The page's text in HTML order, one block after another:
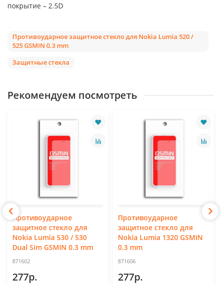
покрытие – 2.5D
Противоударное защитное стекло для Nokia Lumia 520 /
525 GSMIN 0.3 mm
Защитные стекла
Рекомендуем посмотреть
Противоударное
защитное стекло для
Nokia Lumia 530 / 530
Dual Sim GSMIN 0.3 mm
871602
277р.
Противоударное
защитное стекло для
Nokia Lumia 1320 GSMIN
0.3 mm
871606
277р.